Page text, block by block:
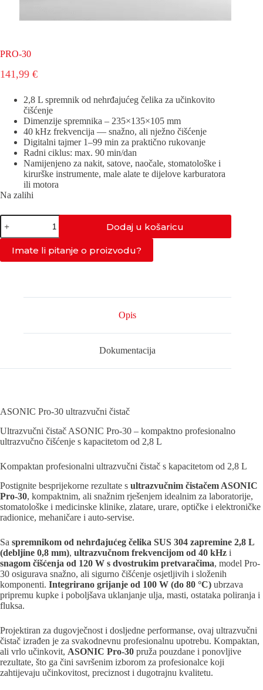
PRO-30
141,99 €
2,8 L spremnik od nehrđajućeg čelika za učinkovito
čišćenje
Dimenzije spremnika – 235×135×105 mm
40 kHz frekvencija — snažno, ali nježno čišćenje
Digitalni tajmer 1–99 min za praktično rukovanje
Radni ciklus: max. 90 min/dan
Namijenjeno za nakit, satove, naočale, stomatološke i
kirurške instrumente, male alate te dijelove karburatora
ili motora
Na zalihi
PRO-
30
količina
Dodaj u košaricu
Imate li pitanje o proizvodu?
Opis
Dokumentacija
ASONIC Pro-30 ultrazvučni čistač
Ultrazvučni čistač ASONIC Pro-30 – kompaktno profesionalno
ultrazvučno čišćenje s kapacitetom od 2,8 L
Kompaktan profesionalni ultrazvučni čistač s kapacitetom od 2,8 L
Postignite besprijekorne rezultate s ultrazvučnim čistačem ASONIC
Pro-30, kompaktnim, ali snažnim rješenjem idealnim za laboratorije,
stomatološke i medicinske klinike, zlatare, urare, optičke i elektroničke
radionice, mehaničare i auto-servise.
Sa spremnikom od nehrđajućeg čelika SUS 304 zapremine 2,8 L
(debljine 0,8 mm), ultrazvučnom frekvencijom od 40 kHz i
snagom čišćenja od 120 W s dvostrukim pretvaračima, model Pro-
30 osigurava snažno, ali sigurno čišćenje osjetljivih i složenih
komponenti. Integrirano grijanje od 100 W (do 80 °C) ubrzava
pripremu kupke i poboljšava uklanjanje ulja, masti, ostataka poliranja i
fluksa.
Projektiran za dugovječnost i dosljedne performanse, ovaj ultrazvučni
čistač izrađen je za svakodnevnu profesionalnu upotrebu. Kompaktan,
ali vrlo učinkovit, ASONIC Pro-30 pruža pouzdane i ponovljive
rezultate, što ga čini savršenim izborom za profesionalce koji
zahtijevaju učinkovitost, preciznost i dugotrajnu kvalitetu.